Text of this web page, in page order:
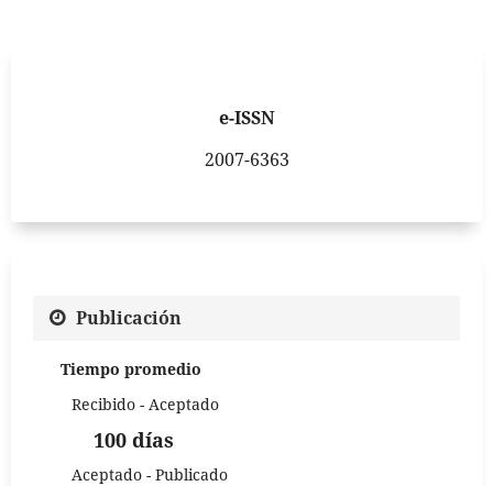
e-ISSN
2007-6363
Publicación
Tiempo promedio
Recibido - Aceptado
100 días
Aceptado - Publicado